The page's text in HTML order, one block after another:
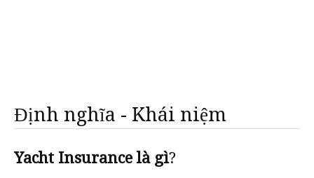
Định nghĩa - Khái niệm
Yacht Insurance là gì?